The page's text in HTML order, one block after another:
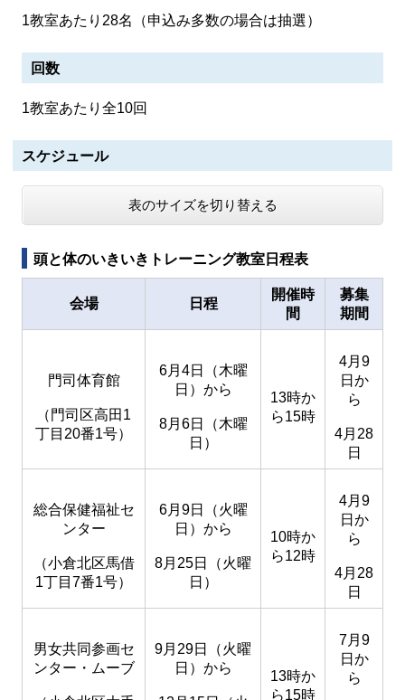
1教室あたり28名（申込み多数の場合は抽選）
回数
1教室あたり全10回
スケジュール
表のサイズを切り替える
頭と体のいきいきトレーニング教室日程表
会場 日程
開催時
間
募集
期間
門司体育館
（門司区高田1
丁目20番1号）
6月4日（木曜
日）から
8月6日（木曜
日）
13時か
ら15時
4月9
日か
ら
4月28
日
総合保健福祉セ
ンター
（小倉北区馬借
1丁目7番1号）
6月9日（火曜
日）から
8月25日（火曜
日）
10時か
ら12時
4月9
日か
ら
4月28
日
男女共同参画セ
ンター・ムーブ
9月29日（火曜
日）から
13時か
ら15時
7月9
日か
ら